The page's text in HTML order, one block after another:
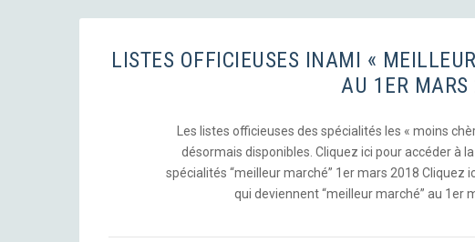
LISTES OFFICIEUSES INAMI «
AU 1ER
Les listes officieuses des spécialités les « moins
désormais disponibles. Cliquez ici pour accéder à
spécialités “meilleur marché” 1er mars 2018 Cliquez
qui deviennent “meilleur marché” au 1er